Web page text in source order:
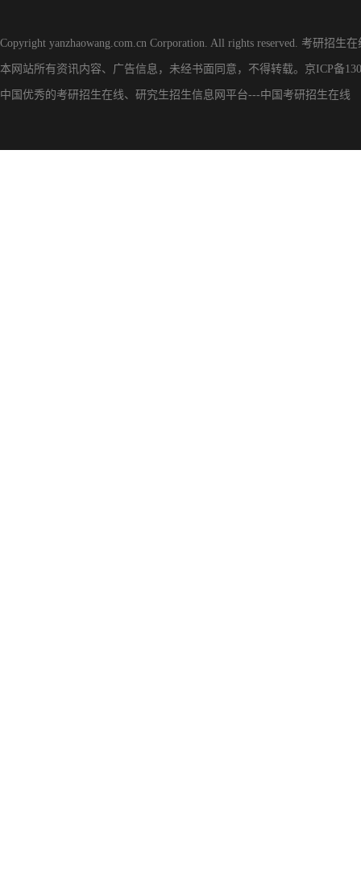
Copyright yanzhaowang.com.cn Corporation. All rights reserved. 考研招生在
本网站所有资讯内容、广告信息，未经书面同意，不得转载。 京ICP备
中国优秀的考研招生在线、 研究生招生信息网 平台---中国考研招生在线